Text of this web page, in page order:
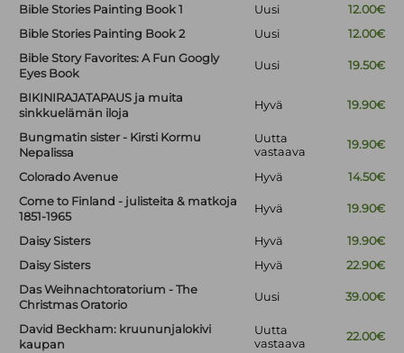
Bible Stories Painting Book 1
Uusi
12.00€
Bible Stories Painting Book 2
Uusi
12.00€
Bible Story Favorites: A Fun Googly
Eyes Book
Uusi 19.50€
BIKINIRAJATAPAUS ja muita
sinkkuelämän iloja
Hyvä 19.90€
Bungmatin sister - Kirsti Kormu
Nepalissa
Uutta
vastaava
19.90€
Colorado Avenue Hyvä
14.50€
Come to Finland - julisteita & matkoja
1851-1965
Hyvä 19.90€
Daisy Sisters Hyvä
19.90€
Daisy Sisters
Hyvä
22.90€
Das Weihnachtoratorium - The
Christmas Oratorio
Uusi 39.00€
David Beckham: kruununjalokivi
kaupan
Uutta
vastaava
22.00€